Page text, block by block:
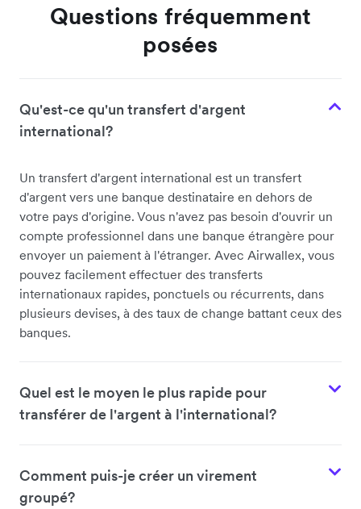
Questions fréquemment
posées
Qu'est-ce qu'un transfert d'argent
international?
Un transfert d'argent international est un transfert
d'argent vers une banque destinataire en dehors de
votre pays d'origine. Vous n'avez pas besoin d'ouvrir un
compte professionnel dans une banque étrangère pour
envoyer un paiement à l'étranger. Avec Airwallex, vous
pouvez facilement effectuer des transferts
internationaux rapides, ponctuels ou récurrents, dans
plusieurs devises, à des taux de change battant ceux des
banques.
Quel est le moyen le plus rapide pour
transférer de l'argent à l'international?
Comment puis-je créer un virement
groupé?